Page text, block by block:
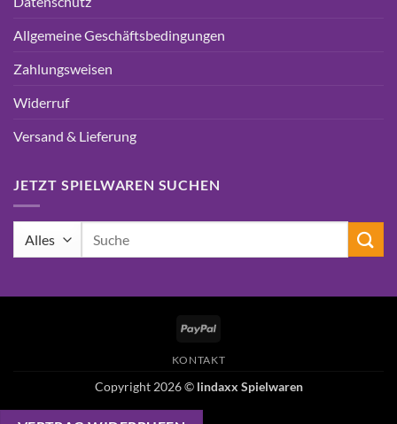
Allgemeine Geschäftsbedingungen
Zahlungsweisen
Widerruf
Versand & Lieferung
JETZT SPIELWAREN SUCHEN
PayPal
KONTAKT
Copyright 2026 © lindaxx Spielwaren